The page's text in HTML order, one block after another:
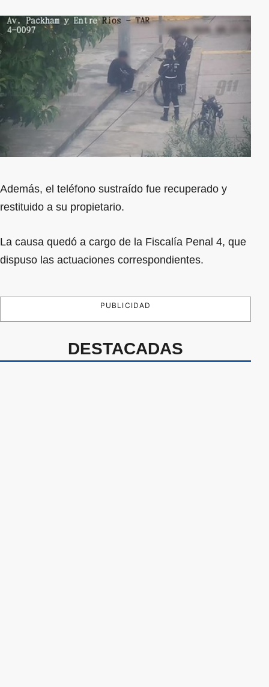
Además, el teléfono sustraído fue recuperado y
restituido a su propietario.
La causa quedó a cargo de la Fiscalía Penal 4, que
dispuso las actuaciones correspondientes.
PUBLICIDAD
DESTACADAS